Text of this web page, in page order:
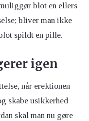
blot en ellers
bliver man ikke
spildt en pille.
igen
når erektionen
skabe usikkerhed
skal man nu gøre